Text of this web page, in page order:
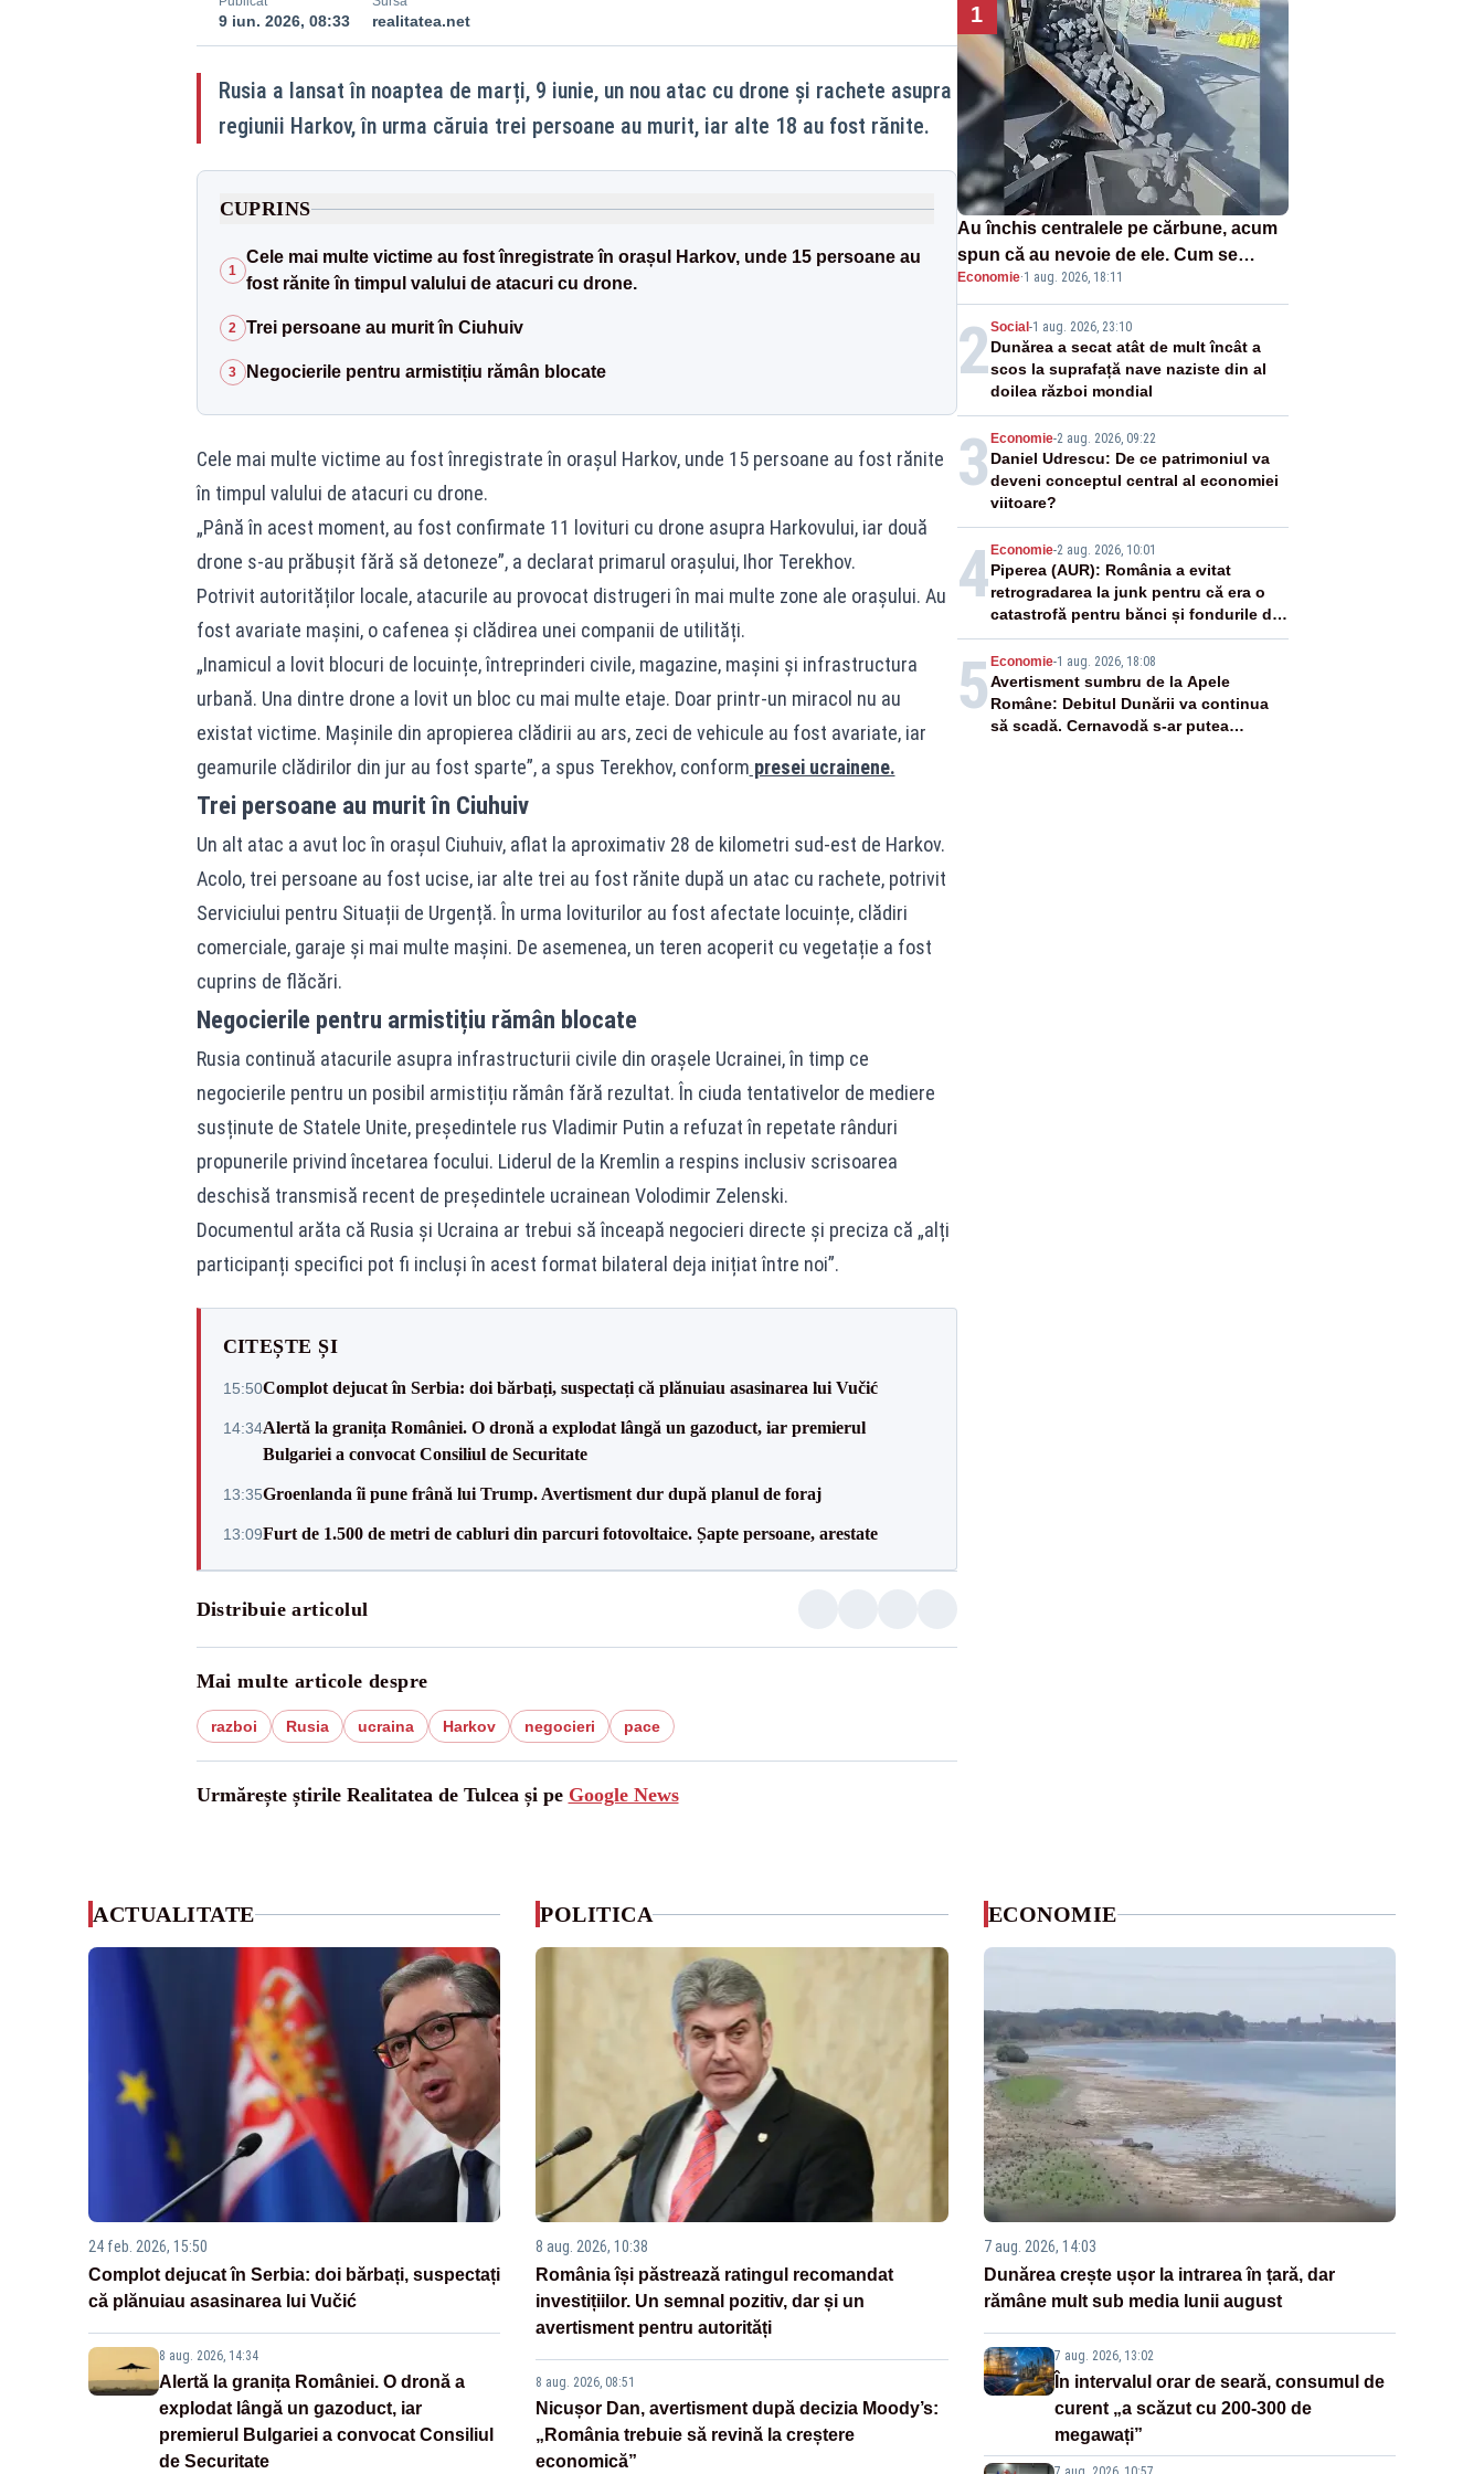
9 iun. 2026, 08:33 realitatea.net
Rusia a lansat în noaptea de marți, 9 iunie, un nou atac cu drone și rachete asupra
regiunii Harkov, în urma căruia trei persoane au murit, iar alte 18 au fost rănite.
CUPRINS
1
Cele mai multe victime au fost înregistrate în orașul Harkov, unde 15 persoane au
fost rănite în timpul valului de atacuri cu drone.
2 Trei persoane au murit în Ciuhuiv
3 Negocierile pentru armistițiu rămân blocate
Cele mai multe victime au fost înregistrate în orașul Harkov, unde 15 persoane au fost rănite
în timpul valului de atacuri cu drone.
„Până în acest moment, au fost confirmate 11 lovituri cu drone asupra Harkovului, iar două
drone s-au prăbușit fără să detoneze”, a declarat primarul orașului, Ihor Terekhov.
Potrivit autorităților locale, atacurile au provocat distrugeri în mai multe zone ale orașului. Au
fost avariate mașini, o cafenea și clădirea unei companii de utilități.
„Inamicul a lovit blocuri de locuințe, întreprinderi civile, magazine, mașini și infrastructura
urbană. Una dintre drone a lovit un bloc cu mai multe etaje. Doar printr-un miracol nu au
existat victime. Mașinile din apropierea clădirii au ars, zeci de vehicule au fost avariate, iar
geamurile clădirilor din jur au fost sparte”, a spus Terekhov, conform presei ucrainene.
Trei persoane au murit în Ciuhuiv
Un alt atac a avut loc în orașul Ciuhuiv, aflat la aproximativ 28 de kilometri sud-est de Harkov.
Acolo, trei persoane au fost ucise, iar alte trei au fost rănite după un atac cu rachete, potrivit
Serviciului pentru Situații de Urgență. În urma loviturilor au fost afectate locuințe, clădiri
comerciale, garaje și mai multe mașini. De asemenea, un teren acoperit cu vegetație a fost
cuprins de flăcări.
Negocierile pentru armistițiu rămân blocate
Rusia continuă atacurile asupra infrastructurii civile din orașele Ucrainei, în timp ce
negocierile pentru un posibil armistițiu rămân fără rezultat. În ciuda tentativelor de mediere
susținute de Statele Unite, președintele rus Vladimir Putin a refuzat în repetate rânduri
propunerile privind încetarea focului. Liderul de la Kremlin a respins inclusiv scrisoarea
deschisă transmisă recent de președintele ucrainean Volodimir Zelenski.
Documentul arăta că Rusia și Ucraina ar trebui să înceapă negocieri directe și preciza că „alți
participanți specifici pot fi incluși în acest format bilateral deja inițiat între noi”.
CITEȘTE ȘI
15:50Complot dejucat în Serbia: doi bărbați, suspectați că plănuiau asasinarea lui Vučić
14:34Alertă la granița României. O dronă a explodat lângă un gazoduct, iar premierul
Bulgariei a convocat Consiliul de Securitate
13:35Groenlanda îi pune frână lui Trump. Avertisment dur după planul de foraj
13:09Furt de 1.500 de metri de cabluri din parcuri fotovoltaice. Șapte persoane, arestate
Distribuie articolul
Mai multe articole despre
razboi Rusia ucraina Harkov negocieri pace
Urmărește știrile Realitatea de Tulcea și pe Google News
1
Au închis centralele pe cărbune, acum
spun că au nevoie de ele. Cum se
pasează vina în plină criză energetică
Economie·1 aug. 2026, 18:11
2Social -1 aug. 2026, 23:10
Dunărea a secat atât de mult încât a
scos la suprafață nave naziste din al
doilea război mondial
3 Economie-2 aug. 2026, 09:22
Daniel Udrescu: De ce patrimoniul va
deveni conceptul central al economiei
viitoare?
4 Economie-2 aug. 2026, 10:01
Piperea (AUR): România a evitat
retrogradarea la junk pentru că era o
catastrofă pentru bănci și fondurile de
pensii
5 Economie-1 aug. 2026, 18:08
Avertisment sumbru de la Apele
Române: Debitul Dunării va continua
să scadă. Cernavodă s-ar putea
ACTUALITATE
24 feb. 2026, 15:50
Complot dejucat în Serbia: doi bărbați, suspectați
că plănuiau asasinarea lui Vučić
8 aug. 2026, 14:34
Alertă la granița României. O dronă a
explodat lângă un gazoduct, iar
premierul Bulgariei a convocat Consiliul
de Securitate
POLITICA
8 aug. 2026, 10:38
România își păstrează ratingul recomandat
investițiilor. Un semnal pozitiv, dar și un
avertisment pentru autorități
8 aug. 2026, 08:51
Nicușor Dan, avertisment după decizia Moody’s:
„România trebuie să revină la creștere
economică”
ECONOMIE
7 aug. 2026, 14:03
Dunărea crește ușor la intrarea în țară, dar
rămâne mult sub media lunii august
7 aug. 2026, 13:02
În intervalul orar de seară, consumul de
curent „a scăzut cu 200-300 de
megawați”